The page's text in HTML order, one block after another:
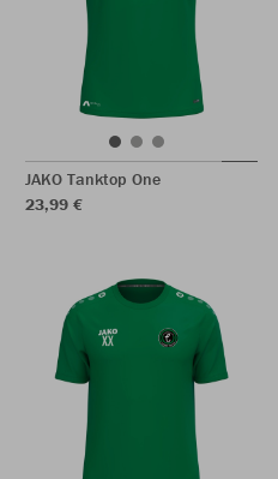
JAKO Tanktop One
23,99 €